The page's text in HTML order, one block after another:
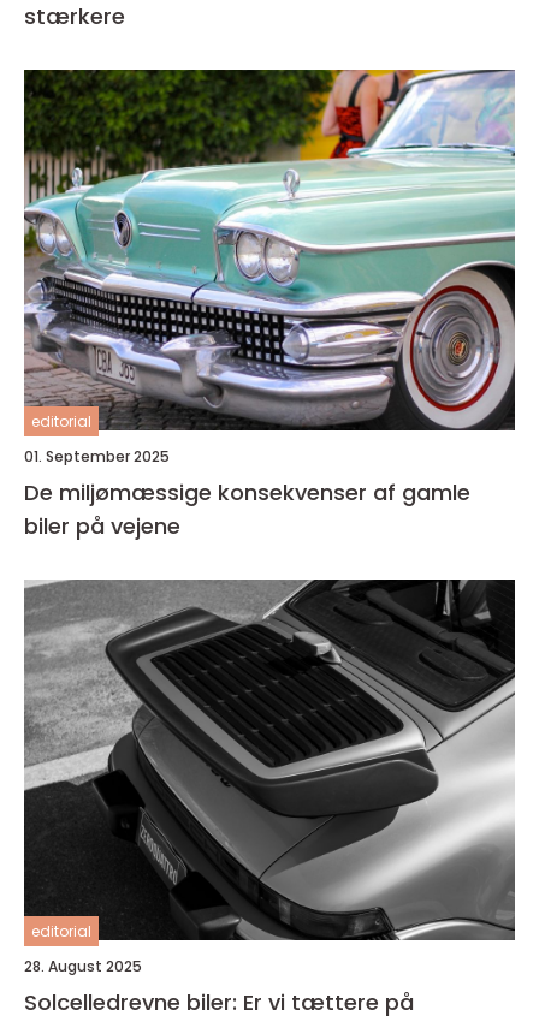
stærkere
editorial
01. September 2025
De miljømæssige konsekvenser af gamle
biler på vejene
editorial
28. August 2025
Solcelledrevne biler: Er vi tættere på